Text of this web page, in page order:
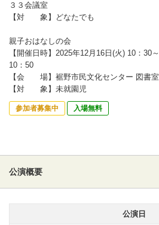
３３会議室
【対 象】どなたでも
親子おはなしの会
【開催日時】2025年12月16日(火) 10：30～
10：50
【会 場】裾野市民文化センター 図書室
【対 象】未就園児
参加者募集中 入場無料
公演概要
公演日